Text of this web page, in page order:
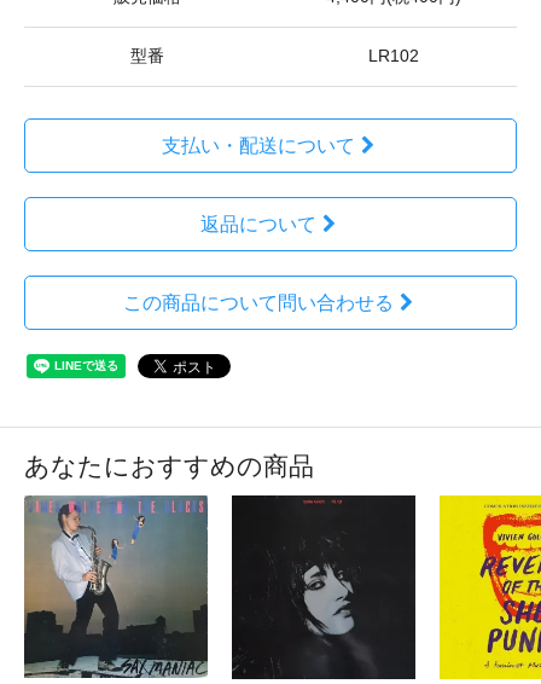
型番 LR102
支払い・配送について
返品について
この商品について問い合わせる
あなたにおすすめの商品